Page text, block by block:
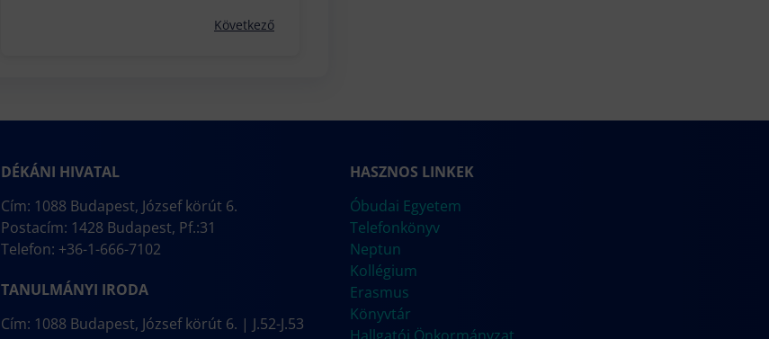
Következő
DÉKÁNI HIVATAL
Cím: 1088 Budapest, József körút 6.
Postacím: 1428 Budapest, Pf.:31
Telefon: +36-1-666-7102
TANULMÁNYI IRODA
Cím: 1088 Budapest, József körút 6. | J.52-J.53
HASZNOS LINKEK
Óbudai Egyetem
Telefonkönyv
Neptun
Kollégium
Erasmus
Könyvtár